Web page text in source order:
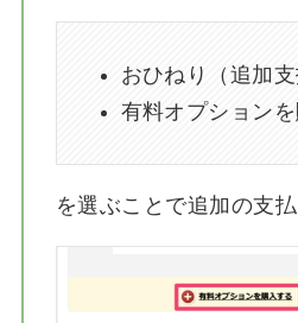
おひねり（追加支
有料オプション
を選ぶことで追加の支払